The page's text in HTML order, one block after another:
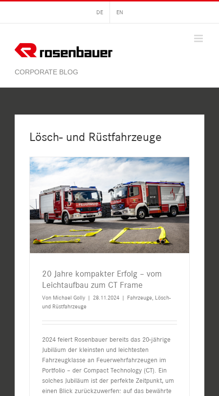
springen
DE EN
Lösch- und Rüstfahrzeuge
20 Jahre kompakter Erfolg – vom
Leichtaufbau zum CT Frame
Von Michael Golly | 28.11.2024 | Fahrzeuge, Lösch-
und Rüstfahrzeuge
2024 feiert Rosenbauer bereits das 20-jährige
Jubiläum der kleinsten und leichtesten
Fahrzeugklasse an Feuerwehrfahrzeugen im
Portfolio – der Compact Technology (CT). Ein
solches Jubiläum ist der perfekte Zeitpunkt, um
einen Blick zurückzuwerfen: auf das bewährte